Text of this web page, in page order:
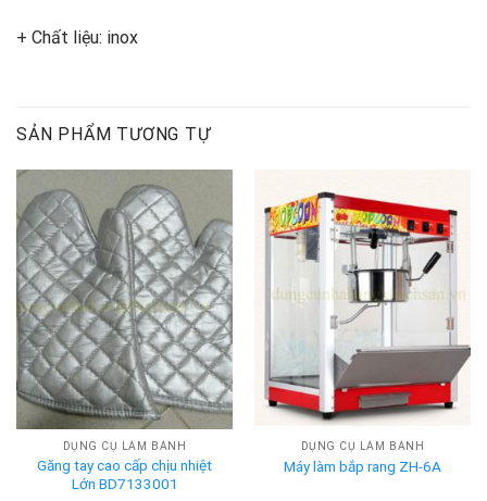
+ Chất liệu: inox
SẢN PHẨM TƯƠNG TỰ
DỤNG CỤ LÀM BÁNH
Găng tay cao cấp chịu nhiệt
Lớn BD7133001
DỤNG CỤ LÀM BÁNH
Máy làm bắp rang ZH-6A